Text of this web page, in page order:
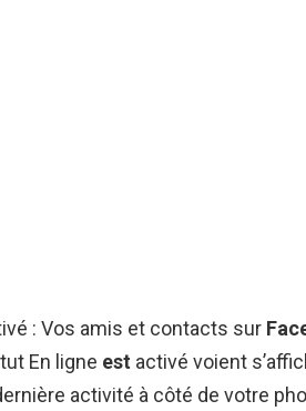
: Vos amis et contacts sur
En ligne est activé voient
activité à côté de votre